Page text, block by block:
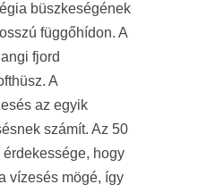
büszkeségének
függőhídon. A
fjord
A
az egyik
számít. Az 50
hogy
vízesés mögé, így